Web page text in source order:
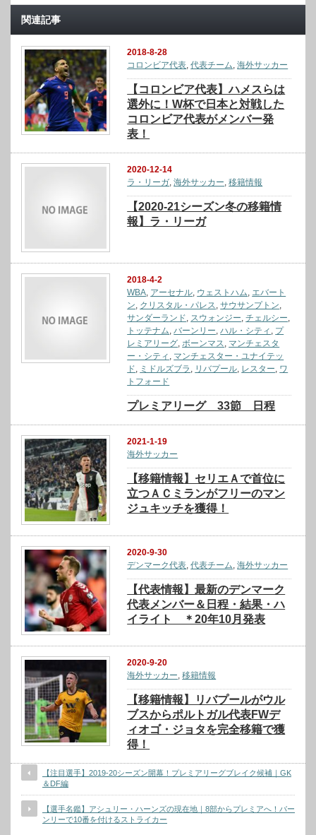
関連記事
2018-8-28
コロンビア代表,代表チーム,海外サッカー
【コロンビア代表】ハメスらは
選外に！W杯で日本と対戦した
コロンビア代表がメンバー発
表！
2020-12-14
ラ・リーガ,海外サッカー,移籍情報
【2020-21シーズン冬の移籍情
報】ラ・リーガ
2018-4-2
WBA, アーセナル, ウェストハム, エバート
ン, クリスタル・パレス,サウサンプトン,
サンダーランド, スウォンジー,チェルシー,
トッテナム,バーンリー,ハル・シティ , プ
レミアリーグ,ボーンマス, マンチェスタ
ー・シティ , マンチェスター・ユナイテッ
ド, ミドルズブラ , リバプール, レスター, ワ
トフォード
プレミアリーグ 33節 日程
2021-1-19
海外サッカー
【移籍情報】セリエＡで首位に
立つＡＣミランがフリーのマン
ジュキッチを獲得！
2020-9-30
デンマーク代表,代表チーム,海外サッカー
【代表情報】最新のデンマーク
代表メンバー＆日程・結果・ハ
イライト ＊20年10月発表
2020-9-20
海外サッカー,移籍情報
【移籍情報】リバプールがウル
ブスからポルトガル代表FWデ
ィオゴ・ジョタを完全移籍で獲
得！
【注目選手】2019-20シーズン開幕！プレミアリーグブレイク候補｜GK
＆DF編
【選手名鑑】アシュリー・ハーンズの現在地｜8部からプレミアへ！バー
ンリーで10番を付けるストライカー